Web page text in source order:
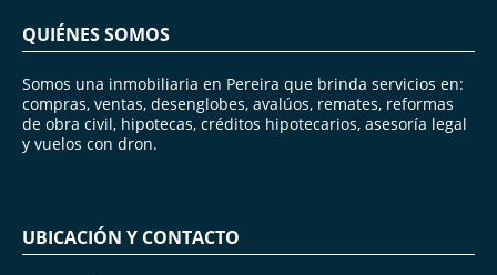
QUIÉNES SOMOS
Somos una inmobiliaria en Pereira que brinda servicios en:
compras, ventas, desenglobes, avalúos, remates, reformas
de obra civil, hipotecas, créditos hipotecarios, asesoría legal
y vuelos con dron.
UBICACIÓN Y CONTACTO